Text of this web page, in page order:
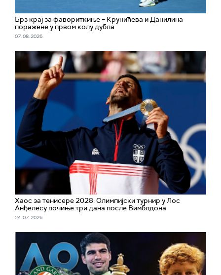
Брз крај за фавориткиње – Крунићева и Данилина
поражене у првом колу дубла
07. 08. 2026.
Хаос за тенисере 2028: Олимпијски турнир у Лос
Анђелесу почињe три дана после Вимблдона
24. 07. 2026.